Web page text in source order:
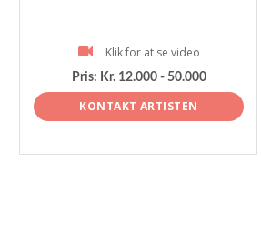
Klik for at se video
Pris: Kr. 12.000 - 50.000
KONTAKT ARTISTEN